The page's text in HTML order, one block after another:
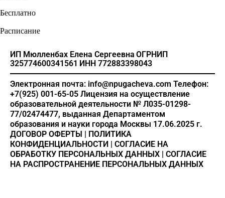
Бесплатно
Расписание
ИП Мюлленбах Елена Сергеевна ОГРНИП
325774600341561 ИНН 772883398043
Электронная почта: info@npugacheva.com Телефон:
+7(925) 001-65-05 Лицензия на осуществление
образовательной деятельности № Л035-01298-
77/02474477, выданная Департаментом
образования и науки города Москвы 17.06.2025 г.
ДОГОВОР ОФЕРТЫ | ПОЛИТИКА
КОНФИДЕНЦИАЛЬНОСТИ | СОГЛАСИЕ НА
ОБРАБОТКУ ПЕРСОНАЛЬНЫХ ДАННЫХ | СОГЛАСИЕ
НА РАСПРОСТРАНЕНИЕ ПЕРСОНАЛЬНЫХ ДАННЫХ